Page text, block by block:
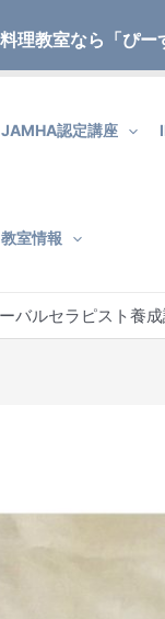
理教室なら「ぴー
JAMHA認定講座
教室情報
バルセラピスト養